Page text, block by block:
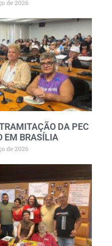
de 2026
DA PEC
EM BRASÍLIA
de 2026